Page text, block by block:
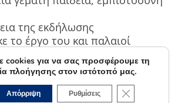
της εκδήλωσης
το έργο του και παλαιοί
για το παιδαγωγικό
στη ζωή τους. Η οικογένειά
Πανδώρακαι οι κόρες
Λιπορδέζη— τιμήθηκε
cookies για να σας προσφέρουμε τη
πλοήγησης στον ιστότοπό μας.
Απόρριψη Ρυθμίσεις Κλείσιμο του